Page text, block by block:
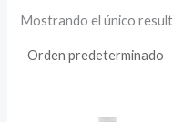
Mostrando el único